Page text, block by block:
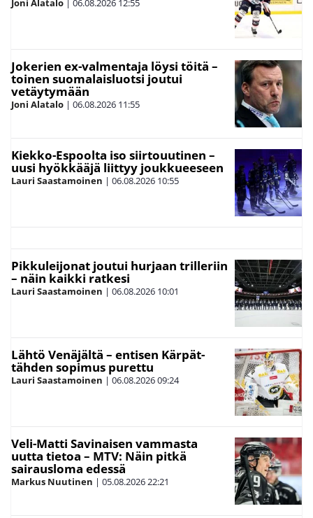
Joni Alatalo 06.08.2026 12:55
Jokerien ex-valmentaja löysi töitä –
toinen suomalaisluotsi joutui
vetäytymään
Joni Alatalo | 06.08.2026 11:55
Kiekko-Espoolta iso siirtouutinen –
uusi hyökkääjä liittyy joukkueeseen
Lauri Saastamoinen | 06.08.2026 10:55
Pikkuleijonat joutui hurjaan trilleriin
– näin kaikki ratkesi
Lauri Saastamoinen | 06.08.2026 10:01
Lähtö Venäjältä – entisen Kärpät-
tähden sopimus purettu
Lauri Saastamoinen | 06.08.202609:24
Veli-Matti Savinaisen vammasta
uutta tietoa – MTV: Näin pitkä
sairausloma edessä
Markus Nuutinen | 05.08.202622:21